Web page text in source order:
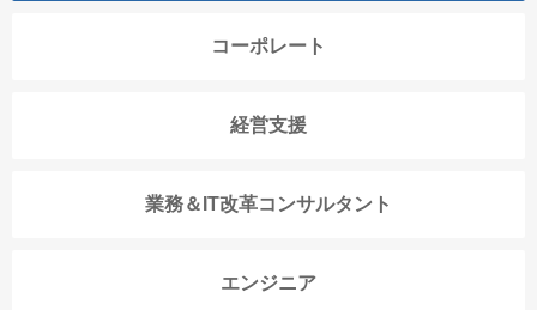
コーポレート
経営支援
業務＆IT改革コンサルタント
エンジニア